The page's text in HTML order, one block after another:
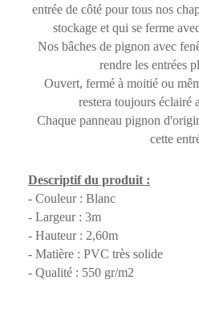
entrée de côté pour tous nos
stockage et qui se ferme
Nos bâches de pignon avec
rendre les entrées
Ouvert, fermé à moitié ou
restera toujours éclairé
Chaque panneau pignon
cette
Descriptif du produit :
- Couleur : Blanc
- Largeur : 3m
- Hauteur : 2,60m
- Matière : PVC très solide
- Qualité : 550 gr/m2